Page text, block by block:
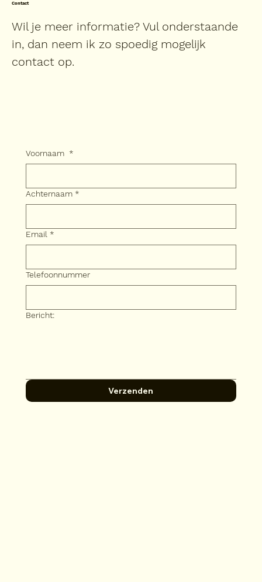
Contact
Wil je meer informatie? Vul onderstaande
in, dan neem ik zo spoedig mogelijk
contact op.
Voornaam *
Achternaam *
Email *
Telefoonnummer
Bericht:
Verzenden